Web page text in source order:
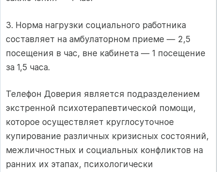
3. Норма нагрузки социального работника
составляет на амбулаторном приеме — 2,5
посещения в час, вне кабинета — 1 посещение
за 1,5 часа.
Телефон Доверия является подразделением
экстренной психотерапевтической помощи,
которое осуществляет круглосуточное
купирование различных кризисных состояний,
межличностных и социальных конфликтов на
ранних их этапах, психологически